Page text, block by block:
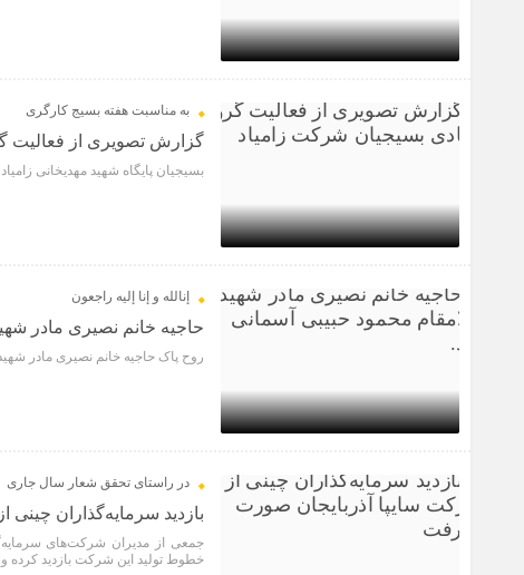
به مناسبت هفته بسیج کارگری
گزارش تصویری از فعالیت
بسیجیان پایگاه شهید مهدیخانی زامیاد گروه
إنالله و إنا إلیه راجعون
حاجیه خانم نصیری مادر
روح پاک حاجیه خانم نصیری مادر
در راستای تحقق شعار سال جاری
بازدید سرمایه‌گذاران
جمعی از مدیران شرکت‌های
خطوط تولید این شرکت بازدید کرده